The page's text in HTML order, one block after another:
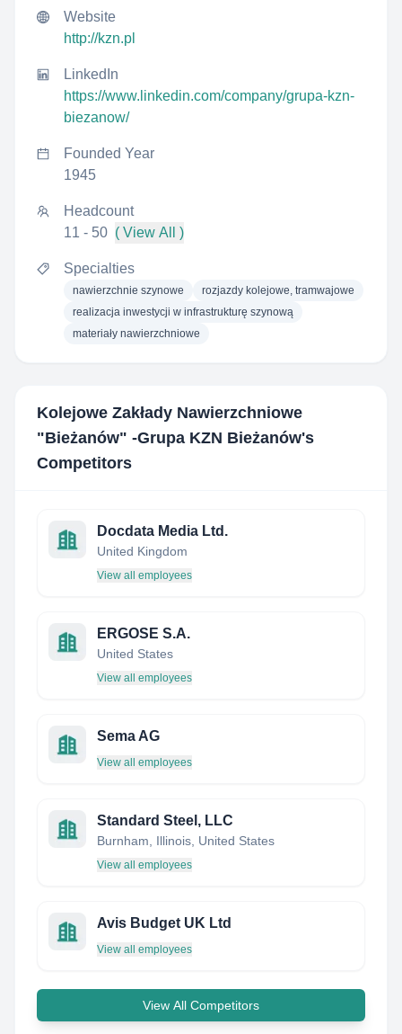
Website
http://kzn.pl
LinkedIn
https://www.linkedin.com/company/grupa-kzn-
biezanow/
Founded Year
1945
Headcount
11 - 50 ( View All )
Specialties
nawierzchnie szynowe
rozjazdy kolejowe, tramwajowe
realizacja inwestycji w infrastrukturę szynową
materiały nawierzchniowe
Kolejowe Zakłady Nawierzchniowe
"Bieżanów" -Grupa KZN Bieżanów's
Competitors
Docdata Media Ltd.
United Kingdom
View all employees
ERGOSE S.A.
United States
View all employees
Sema AG
View all employees
Standard Steel, LLC
Burnham, Illinois, United States
View all employees
Avis Budget UK Ltd
View all employees
View All Competitors